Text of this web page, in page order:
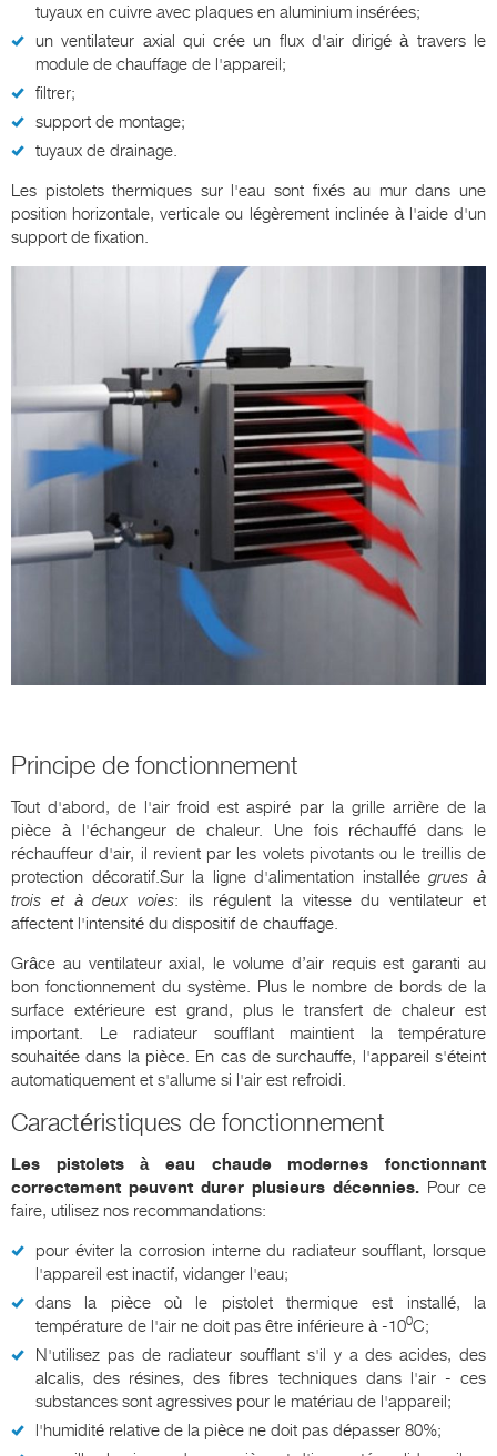
tuyaux en cuivre avec plaques en aluminium insérées;
un ventilateur axial qui crée un flux d'air dirigé à travers le
module de chauffage de l'appareil;
filtrer;
support de montage;
tuyaux de drainage.
Les pistolets thermiques sur l'eau sont fixés au mur dans une
position horizontale, verticale ou légèrement inclinée à l'aide d'un
support de fixation.
Principe de fonctionnement
Tout d'abord, de l'air froid est aspiré par la grille arrière de la
pièce à l'échangeur de chaleur. Une fois réchauffé dans le
réchauffeur d'air, il revient par les volets pivotants ou le treillis de
protection décoratif.Sur la ligne d'alimentation installéegrues à
trois et à deux voies: ils régulent la vitesse du ventilateur et
affectent l'intensité du dispositif de chauffage.
Grâce au ventilateur axial, le volume d’air requis est garanti au
bon fonctionnement du système. Plus le nombre de bords de la
surface extérieure est grand, plus le transfert de chaleur est
important. Le radiateur soufflant maintient la température
souhaitée dans la pièce. En cas de surchauffe, l'appareil s'éteint
automatiquement et s'allume si l'air est refroidi.
Caractéristiques de fonctionnement
Les pistolets à eau chaude modernes fonctionnant
correctement peuvent durer plusieurs décennies. Pour ce
faire, utilisez nos recommandations:
pour éviter la corrosion interne du radiateur soufflant, lorsque
l'appareil est inactif, vidanger l'eau;
dans la pièce où le pistolet thermique est installé, la
température de l'air ne doit pas être inférieure à -100C;
N'utilisez pas de radiateur soufflant s'il y a des acides, des
alcalis, des résines, des fibres techniques dans l'air - ces
substances sont agressives pour le matériau de l'appareil;
l'humidité relative de la pièce ne doit pas dépasser 80%;